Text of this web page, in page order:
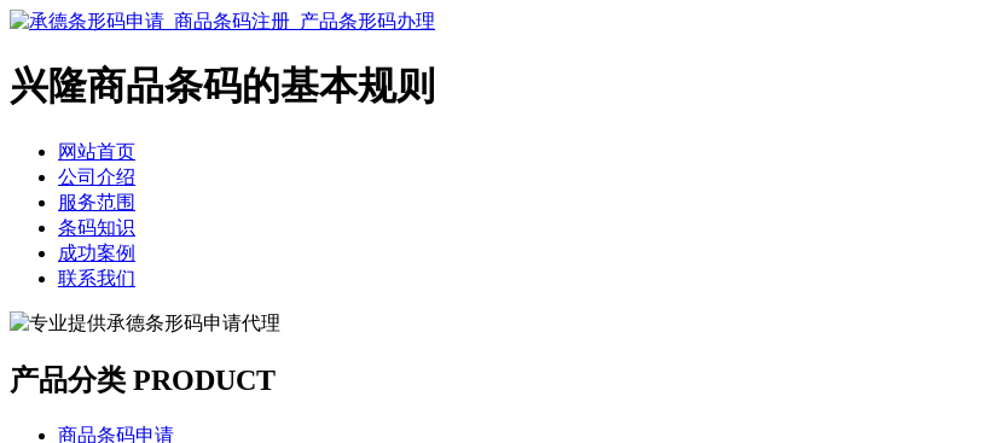
兴隆商品条码的基本规则
网站首页
公司介绍
服务范围
条码知识
成功案例
联系我们
产品分类 PRODUCT
商品条码申请